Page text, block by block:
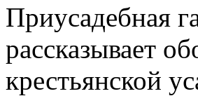
Приусадебная
рассказывает
крестьянской